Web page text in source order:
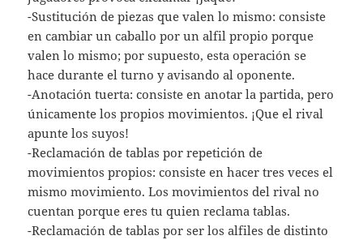
-Sustitución de piezas que valen lo mismo: consiste
en cambiar un caballo por un alfil propio porque
valen lo mismo; por supuesto, esta operación se
hace durante el turno y avisando al oponente.
-Anotación tuerta: consiste en anotar la partida, pero
únicamente los propios movimientos. ¡Que el rival
apunte los suyos!
-Reclamación de tablas por repetición de
movimientos propios: consiste en hacer tres veces el
mismo movimiento. Los movimientos del rival no
cuentan porque eres tu quien reclama tablas.
-Reclamación de tablas por ser los alfiles de distinto